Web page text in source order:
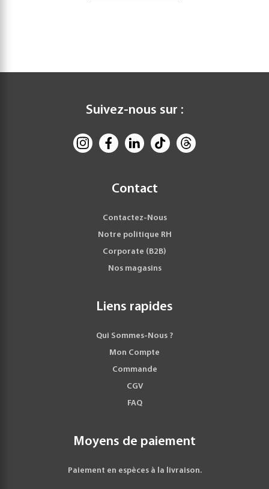
Suivez-nous sur :
Contact
Contactez-Nous
Notre politique RH
Corporate (B2B)
Nos magasins
Liens rapides
Qui Sommes-Nous ?
Mon Compte
Commande
CGV
FAQ
Moyens de paiement
Paiement en espèces à la livraison.